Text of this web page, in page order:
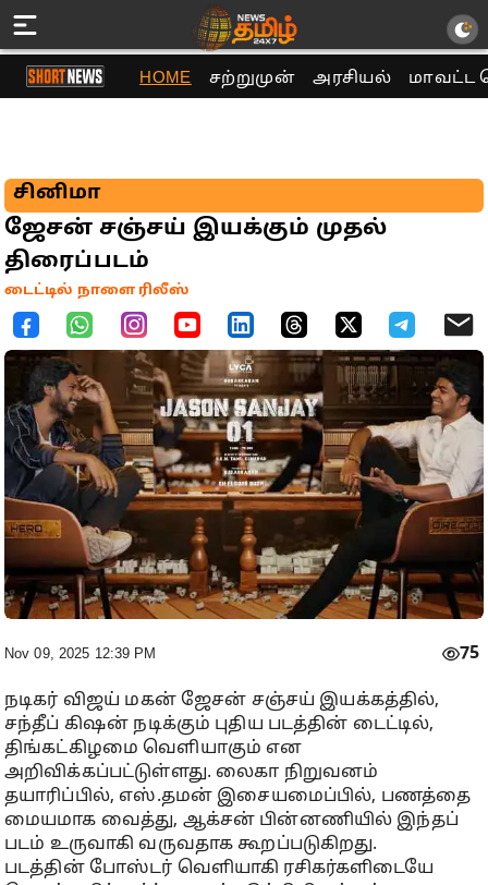
HOME சற்றுமுன் அரசியல் மாவட்ட
சினிமா
ஜேசன் சஞ்சய் இயக்கும் முதல்
திரைப்படம்
டைட்டில் நாளை ரிலீஸ்
Nov 09, 2025 12:39 PM 75
நடிகர் விஜய் மகன் ஜேசன் சஞ்சய் இயக்கத்தில்,
சந்தீப் கிஷன் நடிக்கும் புதிய படத்தின் டைட்டில்,
திங்கட்கிழமை வெளியாகும் என
அறிவிக்கப்பட்டுள்ளது. லைகா நிறுவனம்
தயாரிப்பில், எஸ்.தமன் இசையமைப்பில், பணத்தை
மையமாக வைத்து, ஆக்சன் பின்னணியில் இந்தப்
படம் உருவாகி வருவதாக கூறப்படுகிறது.
படத்தின் போஸ்டர் வெளியாகி ரசிகர்களிடையே